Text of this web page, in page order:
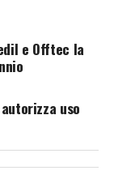
e Offtec la
uso